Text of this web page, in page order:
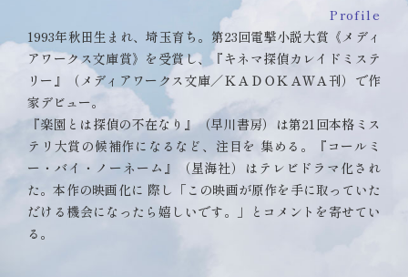
Profile
1993年秋田生まれ、埼玉育ち。第23回電撃小説大賞《メディ
アワークス文庫賞》を受賞し、『キネマ探偵カレイドミステ
リー』（メディアワークス文庫／ＫＡＤＯＫＡＷＡ刊）で作
家デビュー。
『楽園とは探偵の不在なり』（早川書房）は第21回本格ミス
テリ大賞の候補作になるなど、注目を 集める。『コールミ
ー・バイ・ノーネーム』（星海社）はテレビドラマ化され
た。本作の映画化に 際し「この映画が原作を手に取っていた
だける機会になったら嬉しいです。」とコメントを寄せてい
る。